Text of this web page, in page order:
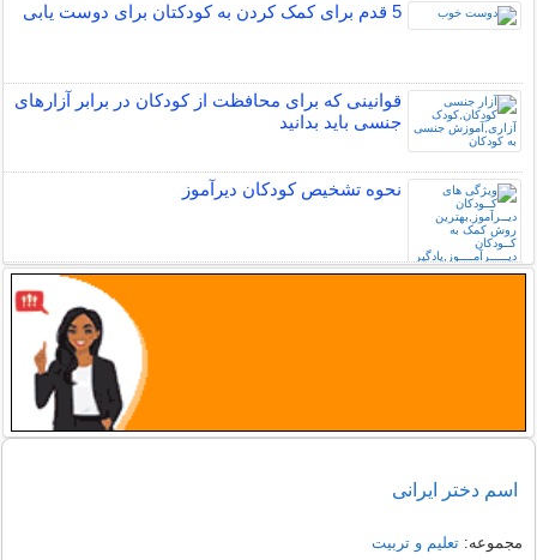
5 قدم برای کمک کردن به کودکتان برای دوست یابی
قوانینی که برای محافظت از کودکان در برابر آزارهای
جنسی باید بدانید
نحوه تشخیص کودکان دیرآموز
اسم دختر ایرانی
مجموعه:تعلیم و تربیت